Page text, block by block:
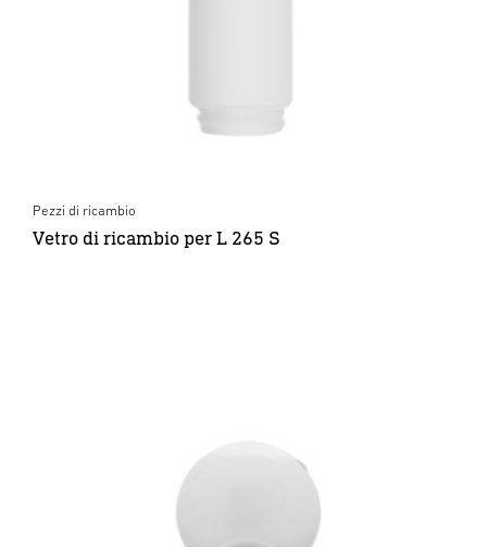
Pezzi di ricambio
Vetro di ricambio per L 265 S